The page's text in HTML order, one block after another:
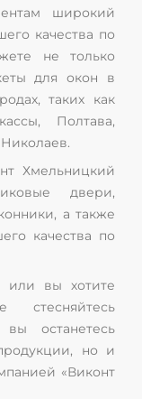
широкий
качества по
не только
для окон в
таких как
Полтава,
Хмельницкий
двери,
а также
качества по
или вы хотите
стесняйтесь
останетесь
но и
«Виконт